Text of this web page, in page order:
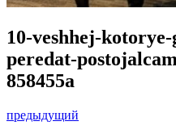
10-veshhej-
peredat-
858455a
предыдущий